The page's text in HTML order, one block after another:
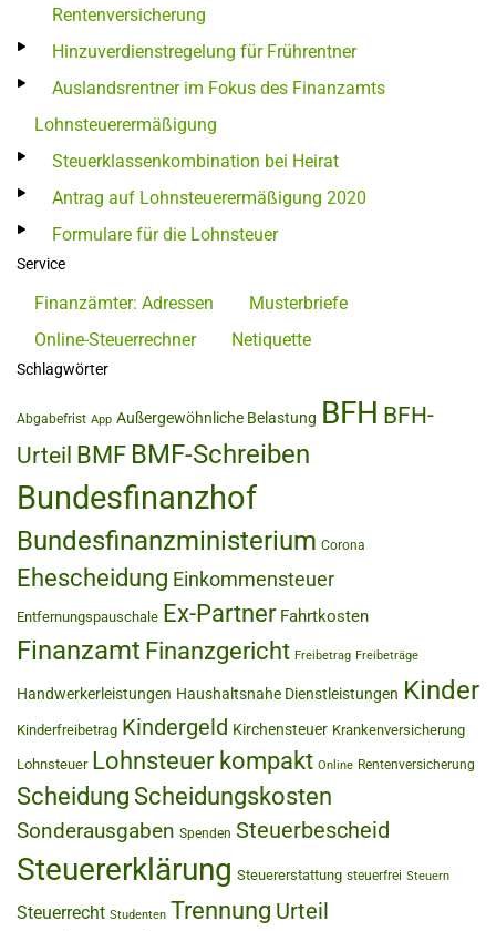
Rentenversicherung
Hinzuverdienstregelung für Frührentner
Auslandsrentner im Fokus des Finanzamts
Lohnsteuerermäßigung
Steuerklassenkombination bei Heirat
Antrag auf Lohnsteuerermäßigung 2020
Formulare für die Lohnsteuer
Service
Finanzämter: Adressen
Musterbriefe
Online-Steuerrechner
Netiquette
Schlagwörter
Abgabefrist App Außergewöhnliche Belastung BFH BFH-
Urteil BMF BMF-Schreiben
Bundesfinanzhof
Bundesfinanzministerium Corona
Ehescheidung Einkommensteuer
Entfernungspauschale Ex-Partner Fahrtkosten
Finanzamt Finanzgericht Freibetrag Freibeträge
Handwerkerleistungen Haushaltsnahe Dienstleistungen Kinder
Kinderfreibetrag Kindergeld Kirchensteuer Krankenversicherung
Lohnsteuer Lohnsteuer kompakt Online Rentenversicherung
Scheidung Scheidungskosten
Sonderausgaben Spenden Steuerbescheid
Steuererklärung Steuererstattung steuerfrei Steuern
Steuerrecht Studenten Trennung Urteil